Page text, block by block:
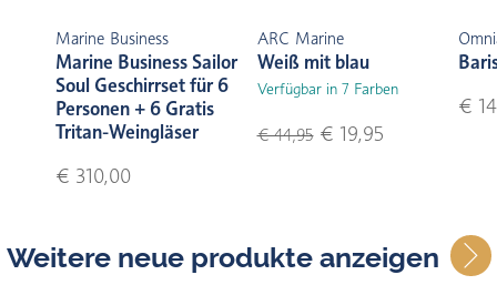
Marine Business
Marine Business Sailor
Soul Geschirrset für 6
Personen + 6 Gratis
Tritan-Weingläser
€ 310,00
ARC Marine
Weiß mit blau
Verfügbar in 7 Farben
€ 44,95€ 19,95
€
Weitere neue produkte anzeigen